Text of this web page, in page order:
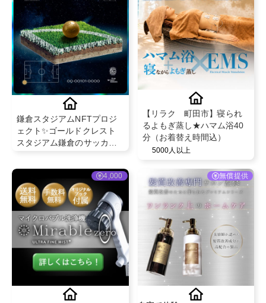
供(^^)/
鎌倉スタジアムNFTプロジ
ェクト✨ゴールドクレスト
スタジアム鎌倉のサッカー
タル所有可能💡
【リラク 町田市】寝られ
るよもぎ蒸し★ハマム浴40
分（お着替え時間込）
5000人以上
4,000 無償提供